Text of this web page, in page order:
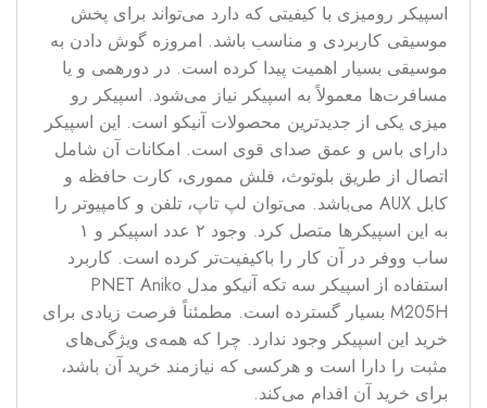
اسپیکر رومیزی با کیفیتی که دارد می‌تواند برای پخش
موسیقی کاربردی و مناسب باشد. امروزه گوش دادن به
موسیقی بسیار اهمیت پیدا کرده است. در دورهمی و یا
مسافرت‌ها معمولاً به اسپیکر نیاز می‌شود. اسپیکر رو
میزی یکی از جدید‌ترین محصولات آنیکو است. این اسپیکر
دارای باس و عمق صدای قوی است. امکانات آن شامل
اتصال از طریق بلوتوث، فلش مموری، کارت حافظه و
کابل AUX می‌باشد. می‌توان لپ تاپ، تلفن و کامپیوتر را
به این اسپیکر‌ها متصل کرد. وجود ۲ عدد اسپیکر و ۱
ساب ووفر در آن کار را باکیفیت‌تر کرده است. کاربرد
استفاده از اسپیکر سه تکه آنیکو مدل PNET Aniko
M205H بسیار گسترده است. مطمئناً فرصت زیادی برای
خرید این اسپیکر وجود ندارد. چرا که همه‌ی ویژگی‌های
مثبت را دارا است و هرکسی که نیازمند خرید آن باشد،
برای خرید آن اقدام می‌کند.